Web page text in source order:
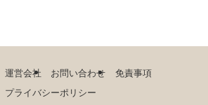
運営会社 お問い合わせ
免責事項
プライバシーポリシー